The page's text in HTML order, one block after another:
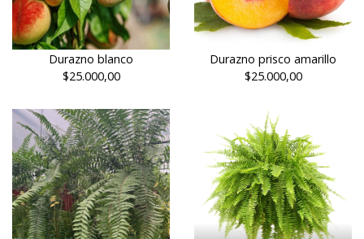
Durazno blanco
$25.000,00
Durazno prisco amarillo
$25.000,00